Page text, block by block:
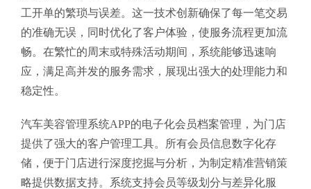
工开单的繁琐与误差。这一技术创新确保了每一笔交易
的准确无误，同时优化了客户体验，使服务流程更加流
畅。在繁忙的周末或特殊活动期间，系统能够迅速响
应，满足高并发的服务需求，展现出强大的处理能力和
稳定性。
汽车美容管理系统APP的电子化会员档案管理，为门店
提供了强大的客户管理工具。所有会员信息数字化存
储，便于门店进行深度挖掘与分析，为制定精准营销策
略提供数据支持。系统支持会员等级划分与差异化服